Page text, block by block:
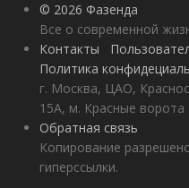
© 2026 Фазенда
Все о современной
Контакты
Политика
г. Москва, ЦАО,
15А, м. Красные ворота
Обратная связь
Копирование
гиперссылки.